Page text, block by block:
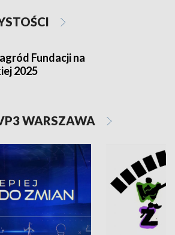
Fundacji na
2025
WARSZAWA